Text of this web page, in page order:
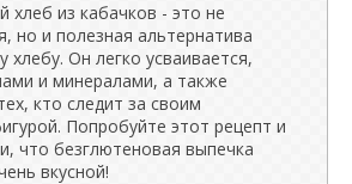
хлеб из кабачков - это не
но и полезная альтернатива
хлебу. Он легко усваивается,
и минералами, а также
кто следит за своим
Попробуйте этот рецепт и
что безглютеновая выпечка
вкусной!